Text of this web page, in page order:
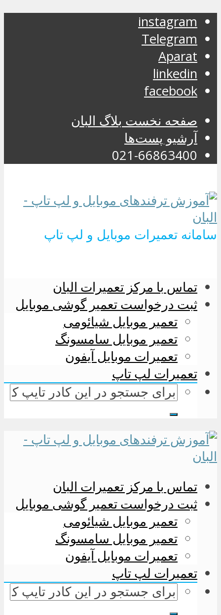
instagram
Telegram
Aparat
linkedin
facebook
صفحه نخست بلاگ البان
آرشیو پست‌ها
021-66863400
سامانه تعمیرات موبایل و لپ تاپ
تماس با مرکز تعمیرات البان
ثبت درخواست تعمیر گوشی موبایل
تعمیر موبایل شیائومی
تعمیر موبایل سامسونگ
تعمیرات موبایل آیفون
تعمیرات لپ تاپ
تماس با مرکز تعمیرات البان
ثبت درخواست تعمیر گوشی موبایل
تعمیر موبایل شیائومی
تعمیر موبایل سامسونگ
تعمیرات موبایل آیفون
تعمیرات لپ تاپ